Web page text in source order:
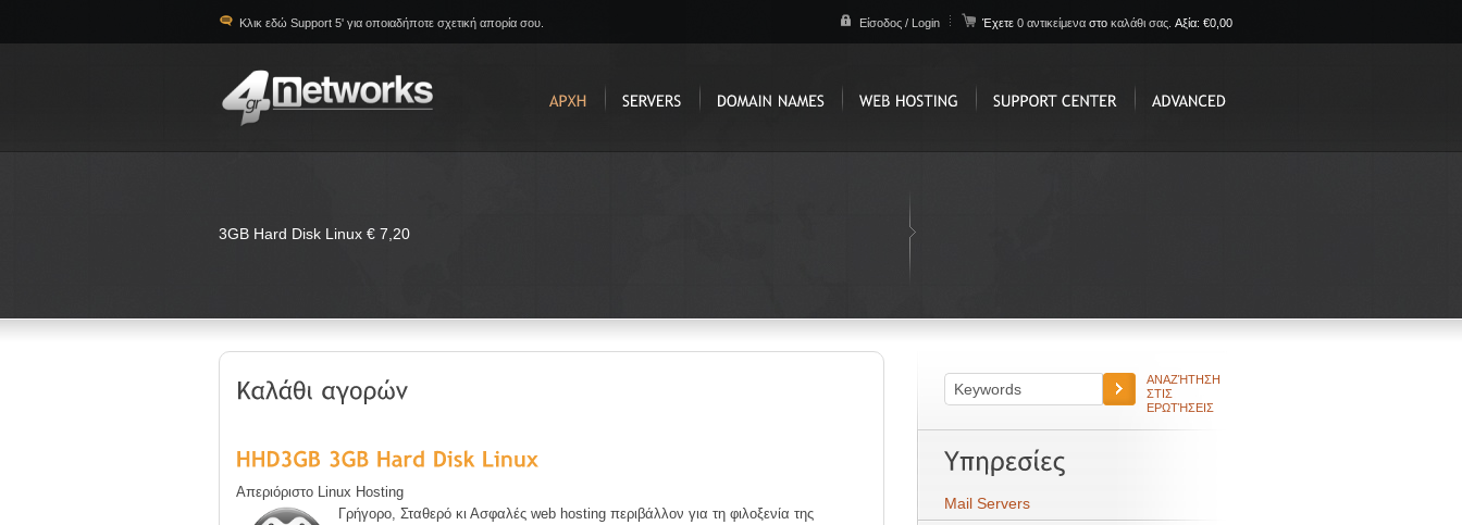
Κλικ εδώ Support 5' για οποιαδήποτε σχετική απορία σου. Είσοδος / Login Έχετε 0 αντικείμενα στο καλάθι σας. Αξία: €0,00
3GB Hard Disk Linux € 7,20
Απεριόριστο Linux Hosting
Γρήγορο, Σταθερό κι Ασφαλές web hosting περιβάλλον για τη φιλοξενία της
ΑΝΑΖΉΤΗΣΗ
ΣΤΙΣ
ΕΡΩΤΉΣΕΙΣ
Mail Servers